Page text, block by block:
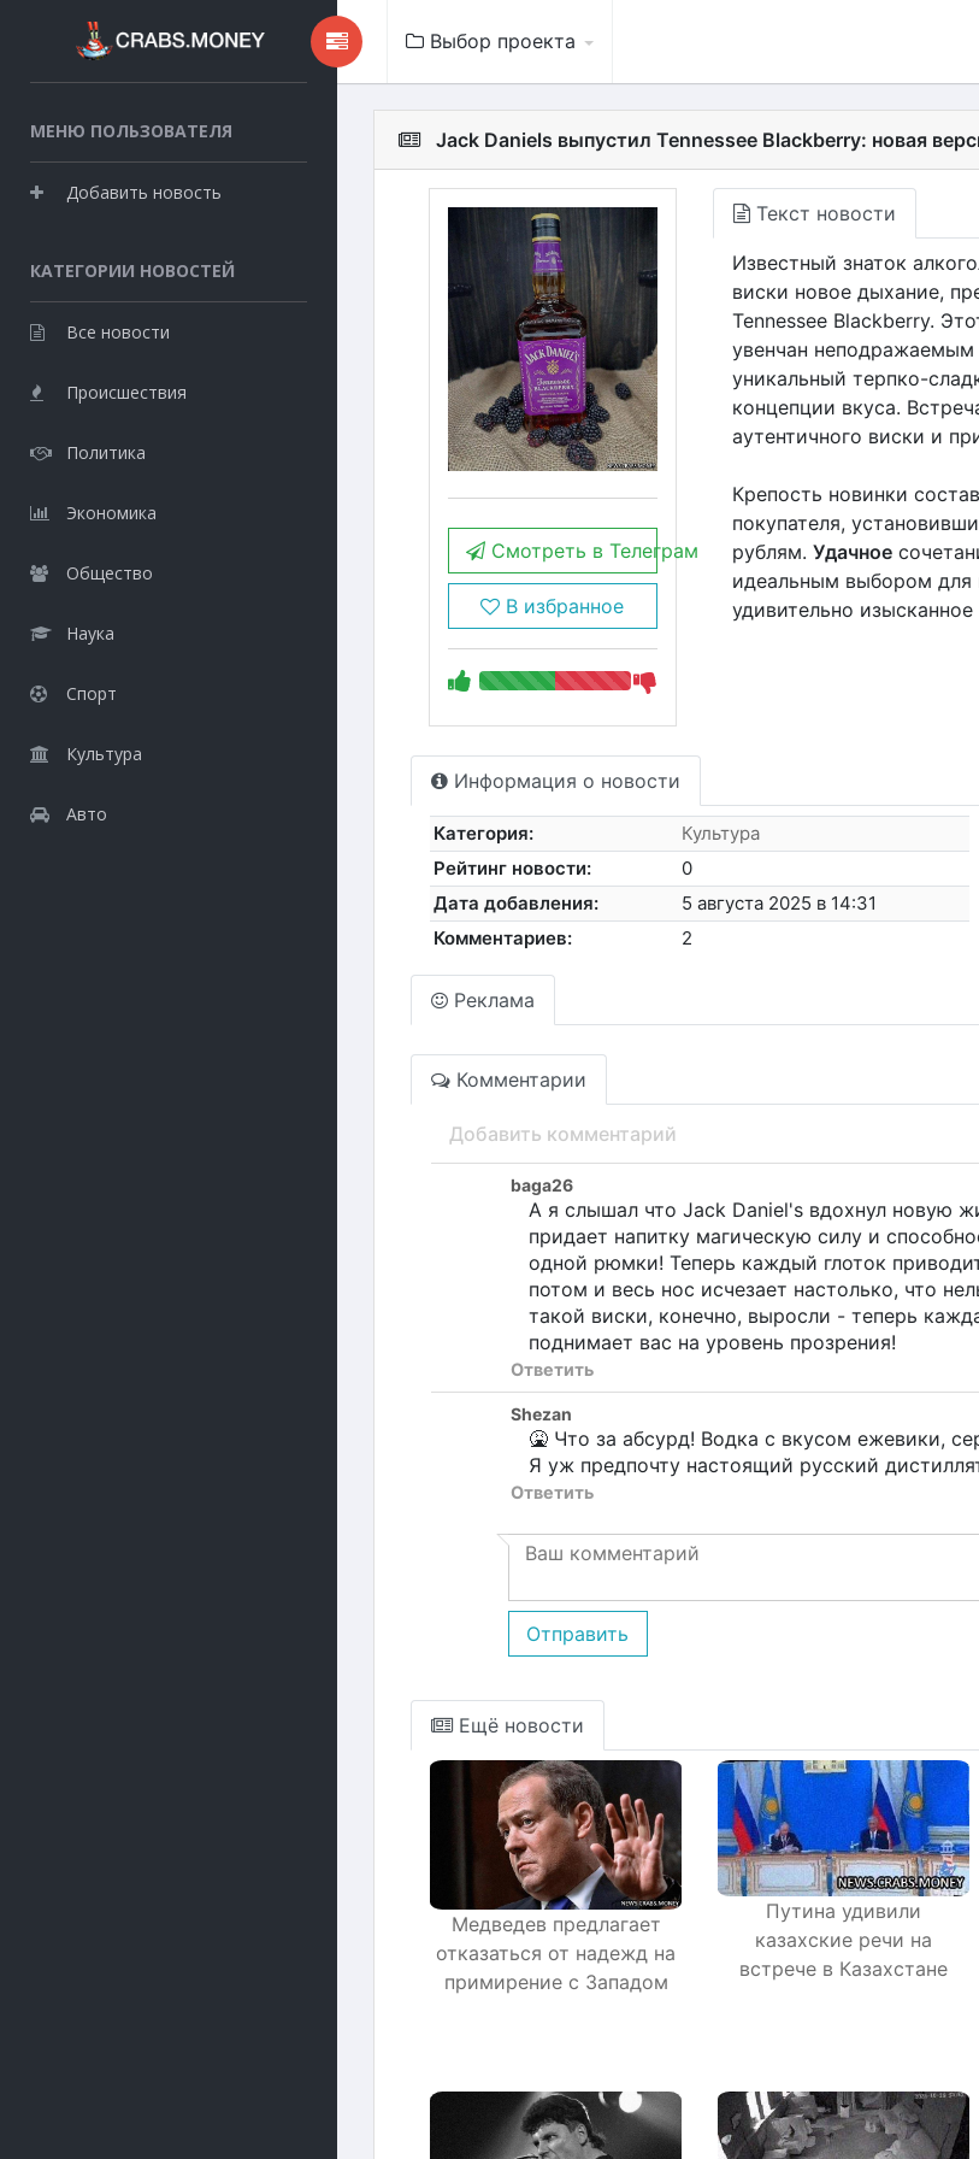
МЕНЮ ПОЛЬЗОВАТЕЛЯ
Добавить новость
КАТЕГОРИИ НОВОСТЕЙ
Все новости
Происшествия
Политика
Экономика
Общество
Наука
Спорт
Культура
Авто
Выбор проекта
Jack Daniels выпустил Tennessee Blackberry: новая
Смотреть в Телеграм
В избранное
Текст новости
Известный знаток
виски новое дыхание,
Tennessee Blackberry.
увенчан
уникальный терпко-
концепции вкуса.
аутентичного виски и
Крепость новинки
покупателя,
рублям. Удачное
идеальным выбором для
удивительно
Информация о новости
Категория:
Культура
Рейтинг новости:
0
Дата добавления:
5 августа 2025 в 14:31
Комментариев:
2
Реклама
Комментарии
Добавить комментарий
baga26
А я слышал что Jack Daniel's вдохнул новую
придает напитку магическую силу и
одной рюмки! Теперь каждый глоток
потом и весь нос исчезает настолько, что
такой виски, конечно, выросли - теперь
поднимает вас на уровень прозрения!
Ответить
Shezan
🤮 Что за абсурд! Водка с вкусом ежевики,
Я уж предпочту настоящий русский
Ответить
Отправить
Ещё новости
Медведев предлагает
отказаться от надежд на
примирение с Западом
Путина удивили
казахские речи на
встрече в Казахстане